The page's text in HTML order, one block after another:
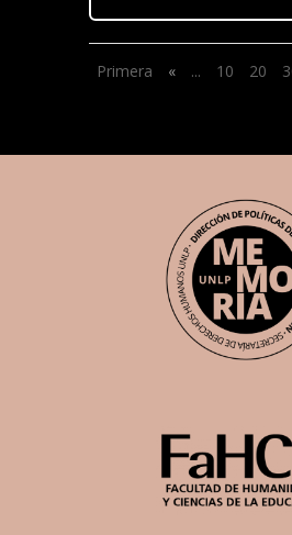
Primera « ... 10 20